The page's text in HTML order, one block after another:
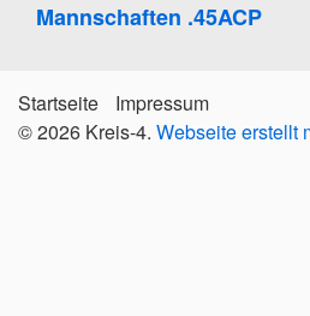
Mannschaften .45ACP
Startseite
Impressum
© 2026 Kreis-4. Webseite erstellt